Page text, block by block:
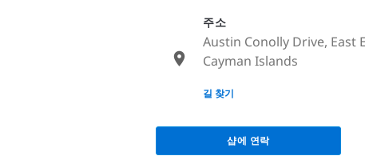
주소
Austin Conolly Drive, East
Cayman Islands
None
길 찾기
샵에 연락